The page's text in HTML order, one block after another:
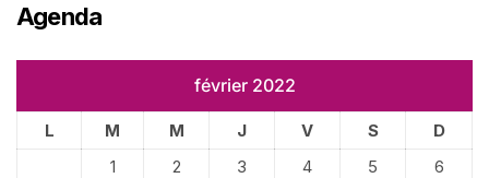
Agenda
février 2022
L M M J V S
D
1
2 3 4 5
6